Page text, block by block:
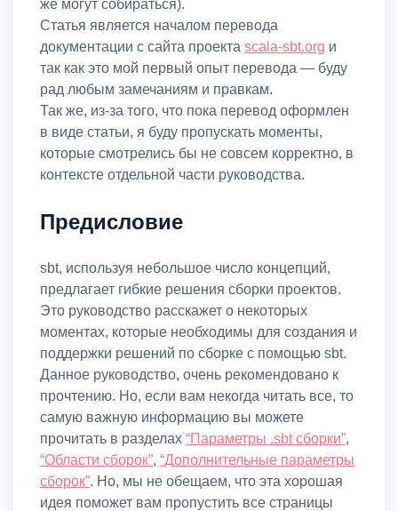
же могут собираться).
Статья является началом перевода
документации с сайта проекта scala-sbt.org и
так как это мой первый опыт перевода — буду
рад любым замечаниям и правкам.
Так же, из-за того, что пока перевод оформлен
в виде статьи, я буду пропускать моменты,
которые смотрелись бы не совсем корректно, в
контексте отдельной части руководства.
Предисловие
sbt, используя небольшое число концепций,
предлагает гибкие решения сборки проектов.
Это руководство расскажет о некоторых
моментах, которые необходимы для создания и
поддержки решений по сборке с помощью sbt.
Данное руководство, очень рекомендовано к
прочтению. Но, если вам некогда читать все, то
самую важную информацию вы можете
прочитать в разделах “Параметры .sbt сборки”,
“Области сборок”, “Дополнительные параметры
сборок”. Но, мы не обещаем, что эта хорошая
идея поможет вам пропустить все страницы